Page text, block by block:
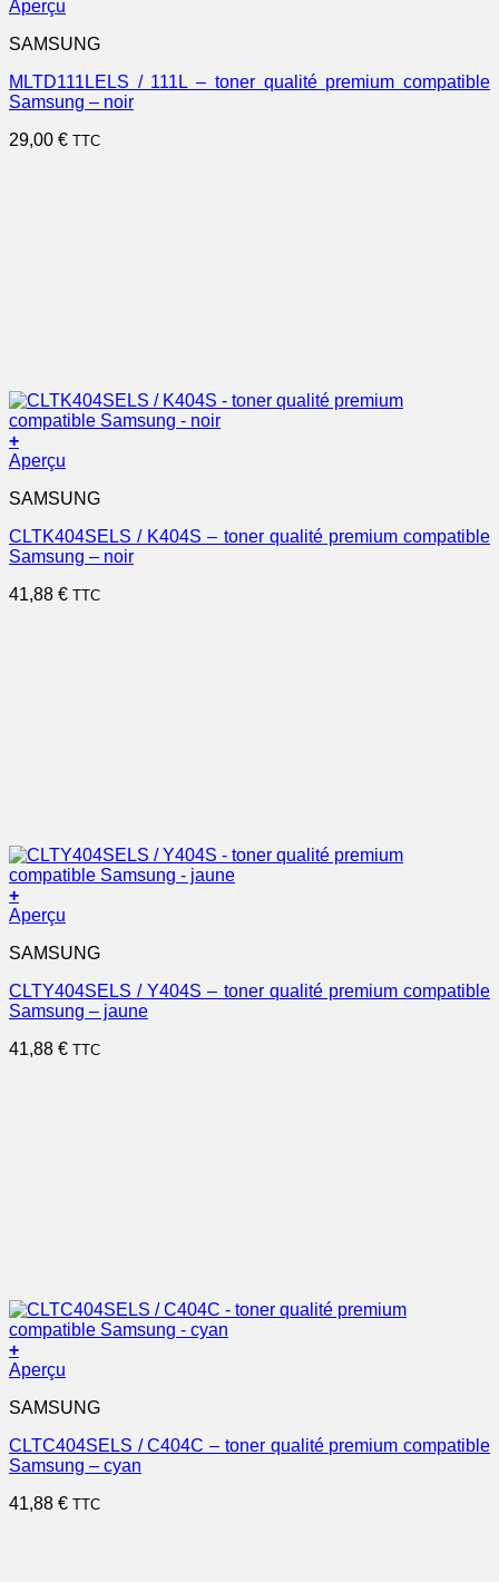
Aperçu
SAMSUNG
MLTD111LELS / 111L – toner qualité premium compatible
Samsung – noir
29,00 € TTC
+
Aperçu
SAMSUNG
CLTK404SELS / K404S – toner qualité premium compatible
Samsung – noir
41,88 € TTC
+
Aperçu
SAMSUNG
CLTY404SELS / Y404S – toner qualité premium compatible
Samsung – jaune
41,88 € TTC
+
Aperçu
SAMSUNG
CLTC404SELS / C404C – toner qualité premium compatible
Samsung – cyan
41,88 € TTC